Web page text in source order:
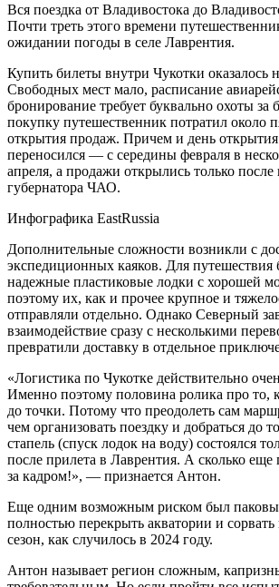
Вся поездка от Владивостока до
Почти треть этого времени
ожидании погоды в селе Лаврентия.
Купить билеты внутри Чукотки оказалось
Свободных мест мало, расписание
бронирование требует буквально охоты за
покупку путешественник потратил около
открытия продаж. Причем и день
переносился — с середины февраля в
апреля, а продажи открылись только после
губернатора ЧАО.
Инфографика EastRussia
Дополнительные сложности возникли с
экспедиционных каяков. Для
надежные пластиковые лодки с хорошей
поэтому их, как и прочее крупное и
отправляли отдельно. Однако Северный
взаимодействие сразу с несколькими
превратили доставку в отдельное
«Логистика по Чукотке действительно
Именно поэтому половина ролика про то,
до точки. Потому что преодолеть сам
чем организовать поездку и добраться до
стапель (спуск лодок на воду) состоялся
после прилета в Лаврентия. А сколько еще
за кадром!», — признается Антон.
Еще одним возможным риском был
полностью перекрыть акватории и
сезон, как случилось в 2024 году.
Антон называет регион сложным,